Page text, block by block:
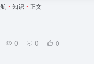
• 知识 • 正文
0 0 0